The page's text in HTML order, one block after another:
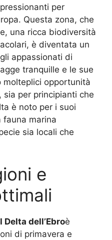
per
Questa zona, che
una ricca biodiversità
è diventata un
appassionati di
tranquille e le sue
opportunità
sia per principianti che
è noto per i suoi
fauna marina
sia locali che
e
dell’Ebroè
di primavera e